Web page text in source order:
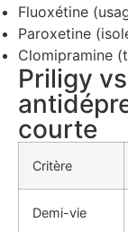
Fluoxétine
Paroxetine
Clomipramine
Priligy
courte
Critère
Demi-vie